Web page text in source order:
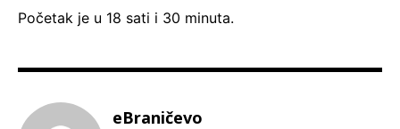
Početak je u 18 sati i 30 minuta.
eBraničevo